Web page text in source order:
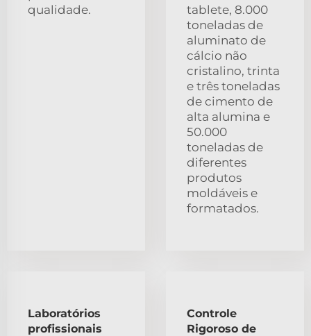
qualidade.
tablete, 8.000
toneladas de
aluminato de
cálcio não
cristalino, trinta
e três toneladas
de cimento de
alta alumina e
50.000
toneladas de
diferentes
produtos
moldáveis e
formatados.
Laboratórios
profissionais
Controle
Rigoroso de